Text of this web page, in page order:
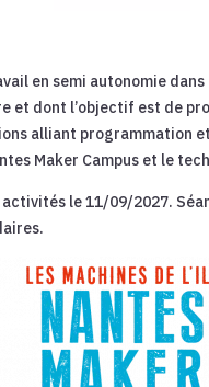
en semi autonomie dans
et dont l’objectif est de
alliant programmation
Maker Campus et le
activités le 11/09/2027.